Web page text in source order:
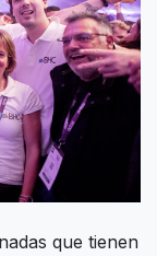
que tienen